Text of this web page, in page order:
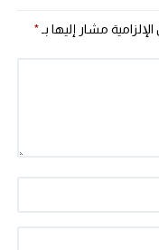
مشار إليها بـ*